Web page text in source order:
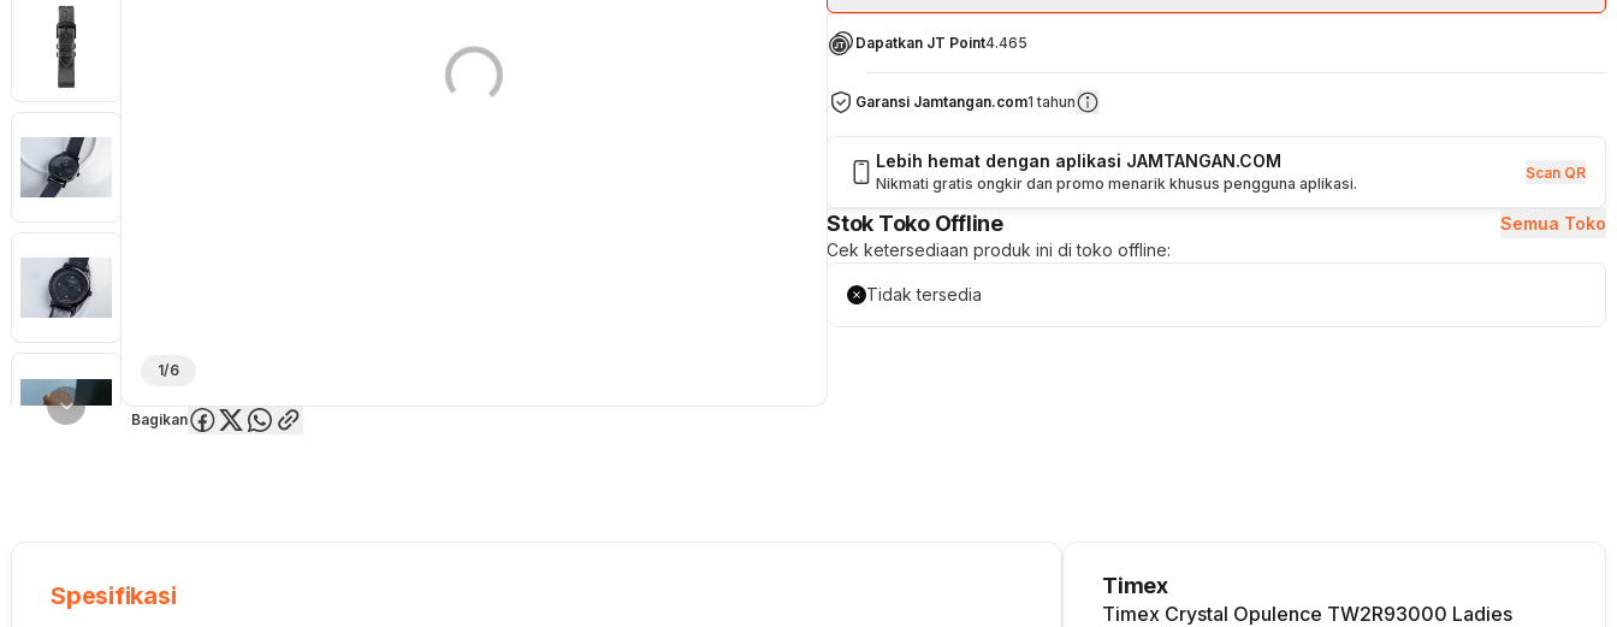
1/6
Bagikan
Dapatkan JT Point4.465
Garansi Jamtangan.com1 tahun
Lebih hemat dengan aplikasi JAMTANGAN.COM
Nikmati gratis ongkir dan promo menarik khusus pengguna aplikasi.
Scan QR
Stok Toko Offline
Semua Toko
Cek ketersediaan produk ini di toko offline:
Tidak tersedia
Spesifikasi
Timex
Timex Crystal Opulence TW2R93000 Ladies